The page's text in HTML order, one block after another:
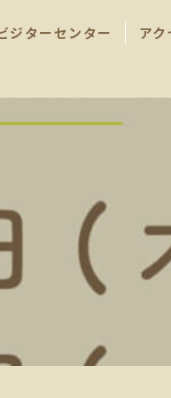
ジターセンター アク